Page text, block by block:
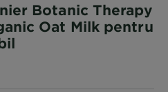
Botanic Therapy
Oat Milk pentru